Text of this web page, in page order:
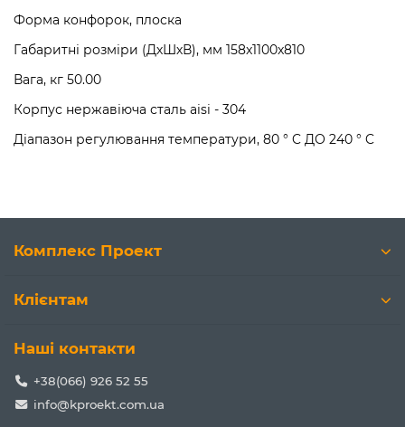
Форма конфорок, плоска
Габаритні розміри (ДхШхВ), мм 158x1100x810
Вага, кг 50.00
Корпус нержавіюча сталь aisi - 304
Діапазон регулювання температури, 80 ° C ДО 240 ° C
Комплекс Проект
Клієнтам
Наші контакти
+38(066) 926 52 55
info@kproekt.com.ua